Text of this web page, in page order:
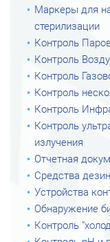
Маркеры для
стерилизации
Контроль
Контроль
Контроль
Контроль
Контроль
Контроль
излучения
Отчетная
Средства
Устройства
Обнаружение
Контроль